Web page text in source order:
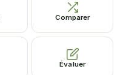
Comparer
Évaluer